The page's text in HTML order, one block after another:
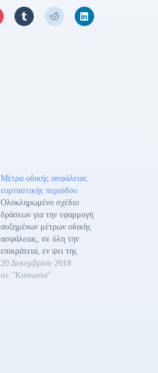
Μέτρα οδικής ασφάλειας
εορταστικής περιόδου
Ολοκληρωμένο σχέδιο
δράσεων για την εφαρμογή
αυξημένων μέτρων οδικής
ασφάλειας, σε όλη την
επικράτεια, εν ψει της
εορταστικής περιόδου των
Χριστουγέννων της
20 Δεκεμβρίου 2018
σε "Κοινωνία"